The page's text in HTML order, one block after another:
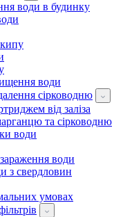
води в будинку
води
сірководню
від заліза
та сірководню
води
води
з свердловин
умовах